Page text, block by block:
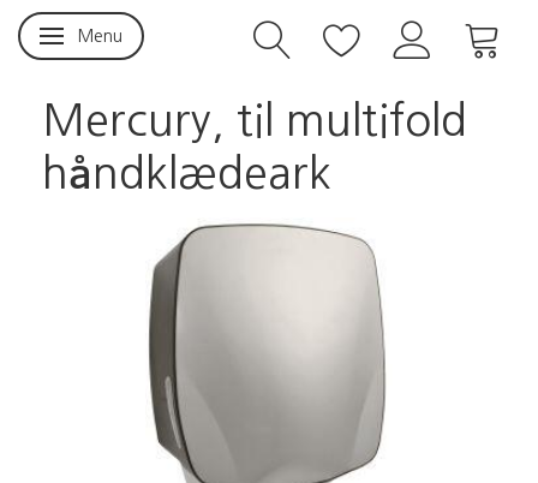
Skifte navigation
Menu
Mercury, til multifold
håndklædeark